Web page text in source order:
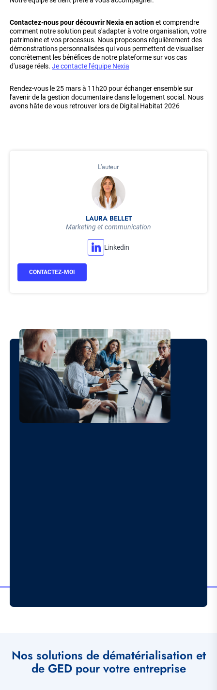
L'auteur
LAURA BELLET
Marketing et communication
Linkedin
CONTACTEZ-MOI
Contactez-nous pour découvrir Nexia en actionet comprendre
comment notre solution peut s'adapter à votre organisation, votre
patrimoine et vos processus. Nous proposons régulièrement des
démonstrations personnalisées qui vous permettent de visualiser
concrètement les bénéfices de notre plateforme sur vos cas
d'usage réels. Je contacte l'équipe Nexia
Rendez-vous le 25 mars à 11h20 pour échanger ensemble sur
l'avenir de la gestion documentaire dans le logement social. Nous
avons hâte de vous retrouver lors de Digital Habitat 2026
Image
Nos solutions de dématérialisation et
de GED pour votre entreprise